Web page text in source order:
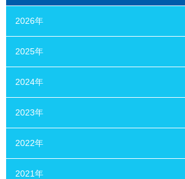
2026年
2025年
2024年
2023年
2022年
2021年